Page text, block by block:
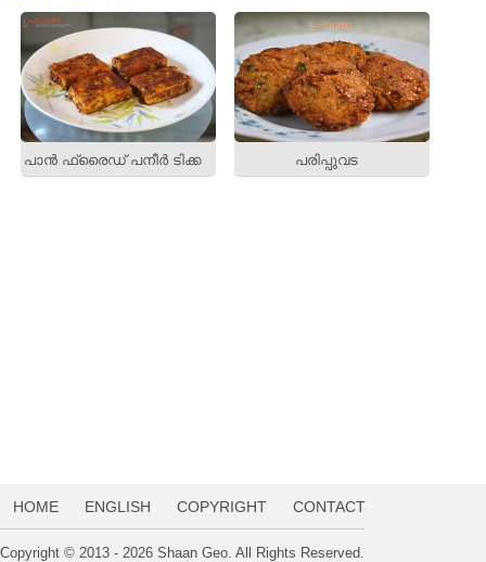
പാന്‍ ഫ്രൈഡ് പനീര്‍ ടിക്ക പരിപ്പുവട
HOME ENGLISH COPYRIGHT CONTACT
Copyright © 2013 - 2026 Shaan Geo. All Rights Reserved.